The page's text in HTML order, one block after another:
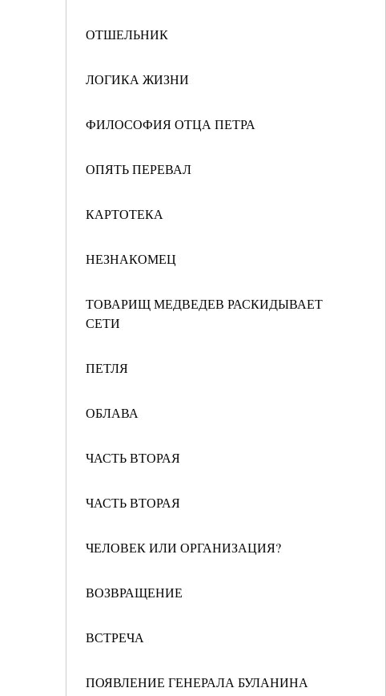
ОТШЕЛЬНИК
ЛОГИКА ЖИЗНИ
ФИЛОСОФИЯ ОТЦА ПЕТРА
ОПЯТЬ ПЕРЕВАЛ
КАРТОТЕКА
НЕЗНАКОМЕЦ
ТОВАРИЩ МЕДВЕДЕВ РАСКИДЫВАЕТ
СЕТИ
ПЕТЛЯ
ОБЛАВА
ЧАСТЬ ВТОРАЯ
ЧАСТЬ ВТОРАЯ
ЧЕЛОВЕК ИЛИ ОРГАНИЗАЦИЯ?
ВОЗВРАЩЕНИЕ
ВСТРЕЧА
ПОЯВЛЕНИЕ ГЕНЕРАЛА БУЛАНИНА